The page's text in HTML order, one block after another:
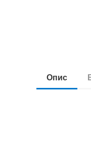
Опис